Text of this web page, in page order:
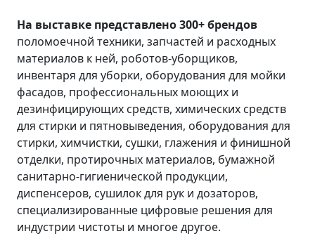
На выставке представлено 300+ брендов
поломоечной техники, запчастей и расходных
материалов к ней, роботов-уборщиков,
инвентаря для уборки, оборудования для мойки
фасадов, профессиональных моющих и
дезинфицирующих средств, химических средств
для стирки и пятновыведения, оборудования для
стирки, химчистки, сушки, глажения и финишной
отделки, протирочных материалов, бумажной
санитарно-гигиенической продукции,
диспенсеров, сушилок для рук и дозаторов,
специализированные цифровые решения для
индустрии чистоты и многое другое.